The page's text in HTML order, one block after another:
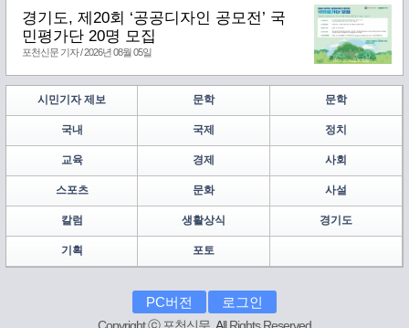
경기도, 제20회 ‘공공디자인 공모전’ 국
민평가단 20명 모집
포천신문 기자 / 2026년 08월 05일
시민기자 제보 문학 문학
국내 국제 정치
교육 경제 사회
스포츠 문화 사설
칼럼 생활상식 경기도
기획 포토
PC버전 로그인